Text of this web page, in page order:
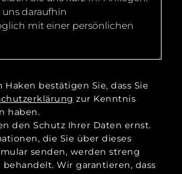
Haken bestätigen Sie, dass Sie
zur Kenntnis
haben.
den Schutz Ihrer Daten ernst.
die Sie über dieses
senden, werden streng
Wir garantieren, dass